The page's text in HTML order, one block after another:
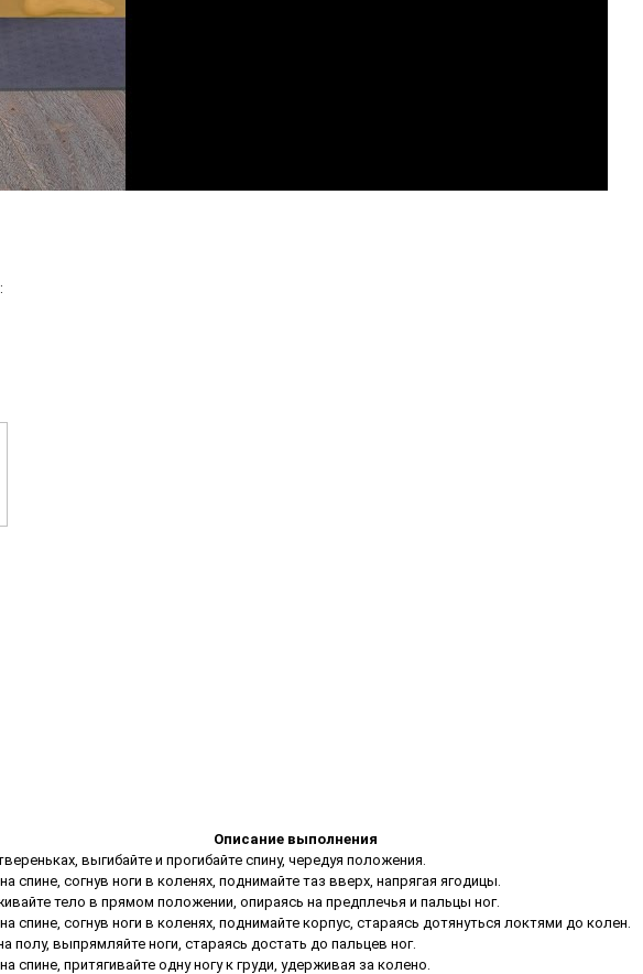
Описание выполнения
выгибайте и прогибайте спину, чередуя положения.
спине, согнув ноги в коленях, поднимайте таз вверх, напрягая ягодицы.
тело в прямом положении, опираясь на предплечья и пальцы ног.
спине, согнув ноги в коленях, поднимайте корпус, стараясь дотянуться локтями до колен.
полу, выпрямляйте ноги, стараясь достать до пальцев ног.
спине, притягивайте одну ногу к груди, удерживая за колено.